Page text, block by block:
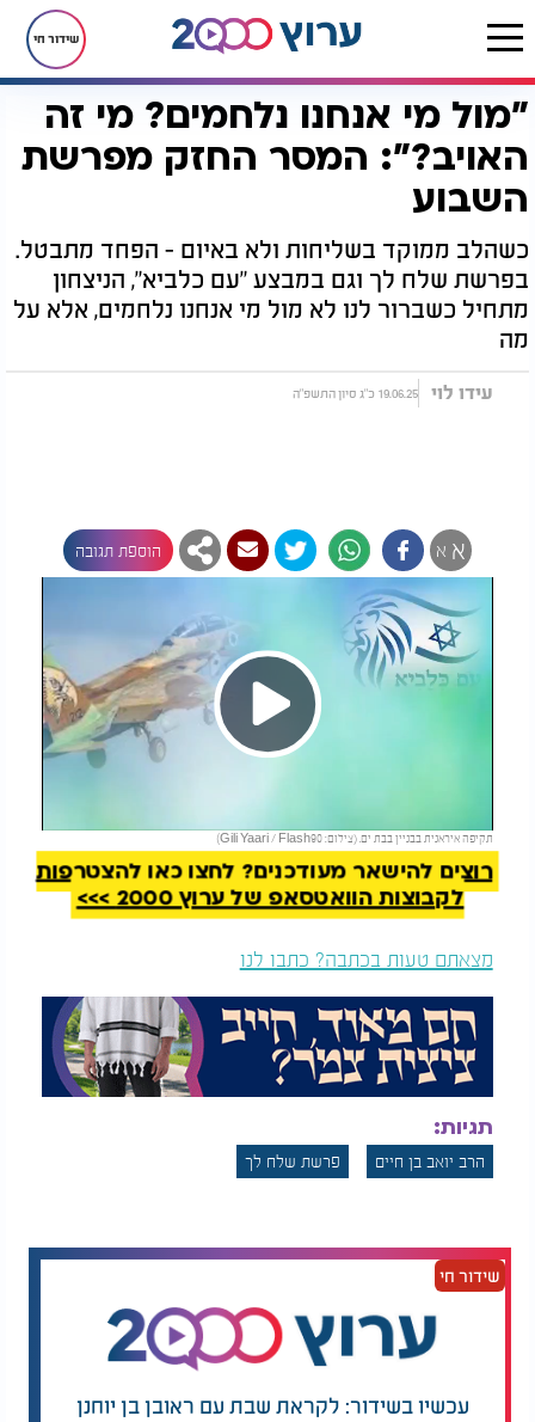
שידור חי
דף הבית יהדות לקראת שבת "מול מי אנחנו נלחמים? מי זה האויב?": המסר החזק מפרשת השבוע
"מול מי אנחנו נלחמים? מי זה
האויב?": המסר החזק מפרשת
השבוע
כשהלב ממוקד בשליחות ולא באיום - הפחד מתבטל.
בפרשת שלח לך וגם במבצע "עם כלביא", הניצחון
מתחיל כשברור לנו לא מול מי אנחנו נלחמים, אלא על
מה
עידו לוי 19.06.25 כ"ג סיון התשפ"ה
א א הוספת תגובה
Play
Video
תקיפה איראנית בבניין בבת ים. (צילום: Gili Yaari / Flash90)
רוצים להישאר מעודכנים? לחצו כאן להצטרפות
לקבוצות הוואטסאפ של ערוץ 2000 >>>
מצאתם טעות בכתבה? כתבו לנו
תגיות:
הרב יואב בן חיים פרשת שלח לך
שידור חי
עכשיו בשידור: לקראת שבת עם ראובן בן יוחנן